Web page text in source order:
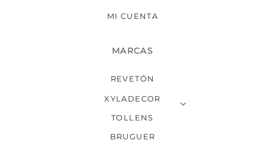
MI CUENTA
MARCAS
REVETÓN
XYLADECOR
TOLLENS
BRUGUER